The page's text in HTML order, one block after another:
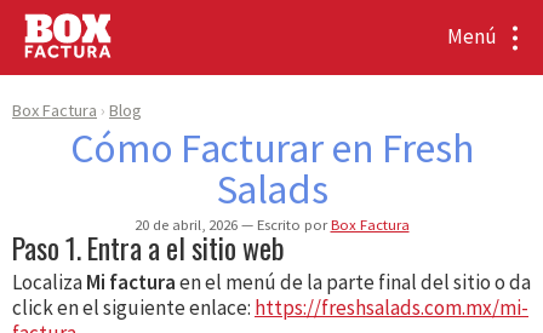
Menú
Box Factura Blog
Cómo Facturar en Fresh
Salads
20 de abril, 2026 Escrito porBox Factura
Paso 1. Entra a el sitio web
LocalizaMi facturaen el menú de la parte final del sitio o da
click en el siguiente enlace: https://freshsalads.com.mx/mi-